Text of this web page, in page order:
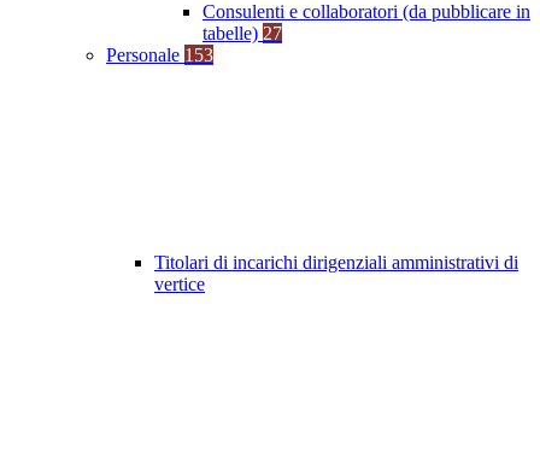
Consulenti e collaboratori (da pubblicare in
tabelle) 27
Personale 153
Titolari di incarichi dirigenziali amministrativi di
vertice